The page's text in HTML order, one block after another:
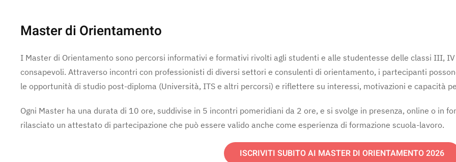
Master di Orientamento
I Master di Orientamento sono percorsi informativi e formativi rivolti agli studenti e alle studentesse delle classi III,
consapevoli. Attraverso incontri con professionisti di diversi settori e consulenti di orientamento, i partecipanti
le opportunità di studio post-diploma (Università, ITS e altri percorsi) e riflettere su interessi, motivazioni e capacità
Ogni Master ha una durata di 10 ore, suddivise in 5 incontri pomeridiani da 2 ore, e si svolge in presenza, online o in
rilasciato un attestato di partecipazione che può essere valido anche come esperienza di formazione scuola-lavoro.
ISCRIVITI SUBITO AI MASTER DI ORIENTAMENTO 2026